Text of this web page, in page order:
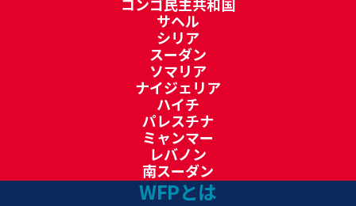
サヘル
シリア
スーダン
ソマリア
ナイジェリア
ハイチ
パレスチナ
ミャンマー
レバノン
南スーダン
WFPとは